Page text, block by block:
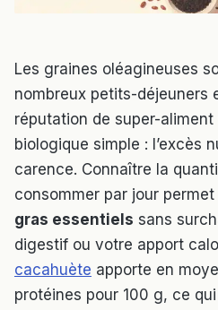
Les graines oléagineuses
nombreux petits-déjeuners
réputation de super-
biologique simple : l’excès
carence. Connaître la
consommer par jour
gras essentiels sans
digestif ou votre apport
cacahuète apporte en
protéines pour 100 g, ce